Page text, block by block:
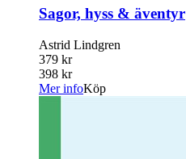
Sagor, hyss & äventyr
Astrid Lindgren
379 kr
398 kr
Mer infoKöp